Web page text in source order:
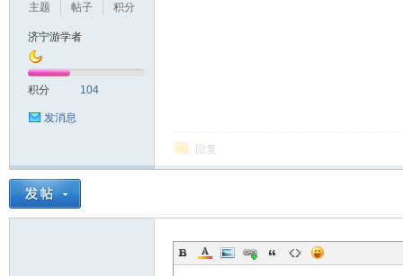
主题
帖子
积分
济宁游学者
积分 104
发消息
回复